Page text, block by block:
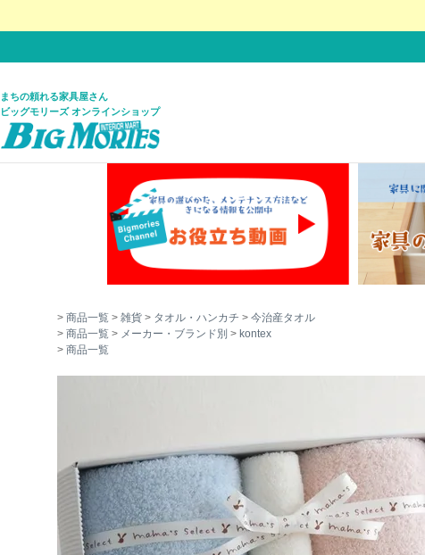
まちの頼れる家具屋さん
ビッグモリーズ オンラインショップ
商品一覧 雑貨 タオル・ハンカチ
今治産タオル
商品一覧
メーカー・ブランド別
kontex
商品一覧